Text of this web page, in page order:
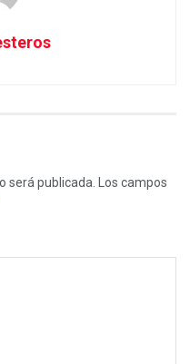
será publicada.
Los campos